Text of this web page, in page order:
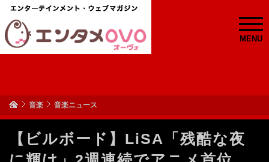
MENU
音楽 音楽ニュース
【ビルボード】LiSA「残酷な夜